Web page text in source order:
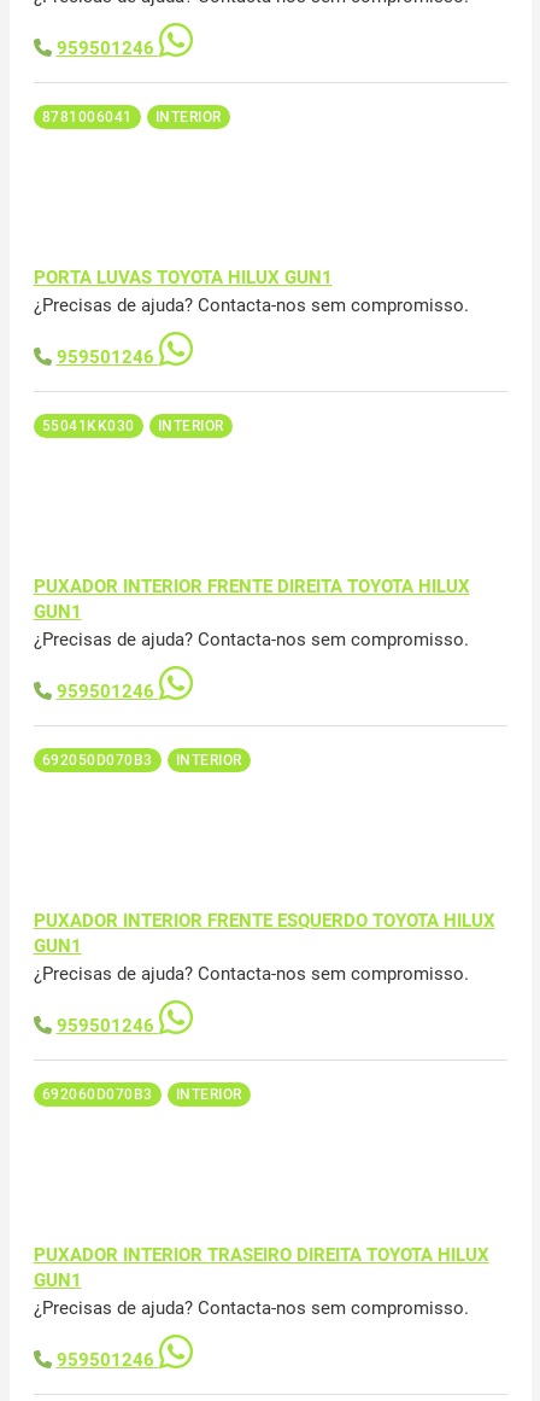
959501246
8781006041 INTERIOR
PORTA LUVAS TOYOTA HILUX GUN1
¿Precisas de ajuda? Contacta-nos sem compromisso.
959501246
55041KK030 INTERIOR
PUXADOR INTERIOR FRENTE DIREITA TOYOTA HILUX
GUN1
¿Precisas de ajuda? Contacta-nos sem compromisso.
959501246
692050D070B3 INTERIOR
PUXADOR INTERIOR FRENTE ESQUERDO TOYOTA HILUX
GUN1
¿Precisas de ajuda? Contacta-nos sem compromisso.
959501246
692060D070B3 INTERIOR
PUXADOR INTERIOR TRASEIRO DIREITA TOYOTA HILUX
GUN1
¿Precisas de ajuda? Contacta-nos sem compromisso.
959501246